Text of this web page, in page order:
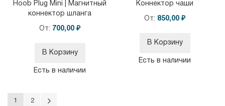
Hoob Plug Mini | Магнитный
коннектор шланга
От 700,00 ₽
В Корзину
Есть в наличии
Коннектор чаши
От 850,00 ₽
В Корзину
Есть в наличии
Страница
Вы сейчас читаете страницу
1 Страница в целом
2